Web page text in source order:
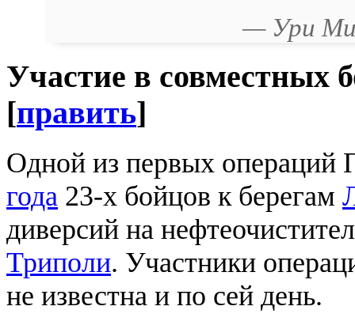
— Ури
Участие в совместных
[править]
Одной из первых операций
года 23-х бойцов к берегам
диверсий на
Триполи. Участники
не известна и по сей день.